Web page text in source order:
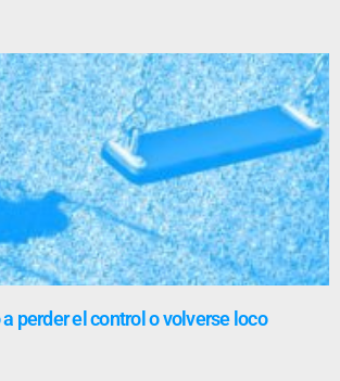
perder el control o volverse loco